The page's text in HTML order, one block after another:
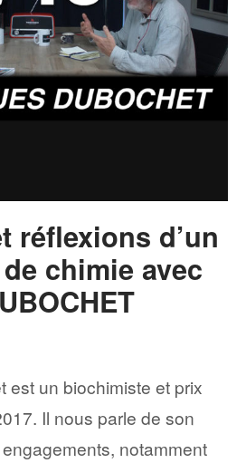
réflexions d’un
chimie avec
est un biochimiste et prix
Il nous parle de son
notamment